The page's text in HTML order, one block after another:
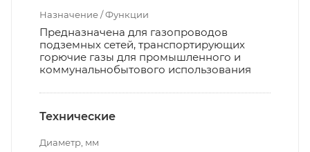
Назначение / Функции
Предназначена для газопроводов
подземных сетей, транспортирующих
горючие газы для промышленного и
коммунальнобытового использования
Технические
Диаметр, мм